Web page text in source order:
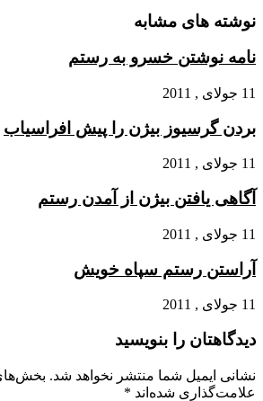
نوشته های مشابه
نامه نوشتن خسرو به رستم
11 جولای , 2011
بردن گرسیوز بیژن را پیش افراسیاب
11 جولای , 2011
آگاهى یافتن بیژن از آمدن رستم
11 جولای , 2011
آراستن رستم سپاه خویش
11 جولای , 2011
دیدگاهتان را بنویسید
نشانی ایمیل شما منتشر نخواهد شد.
علامت‌گذاری شده‌اند *